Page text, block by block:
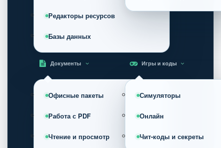
Редакторы ресурсов
Базы данных
Документы
Офисные пакеты
Работа с PDF
Чтение и просмотр
Игры и коды
Симуляторы
Онлайн
Чит-коды и секреты